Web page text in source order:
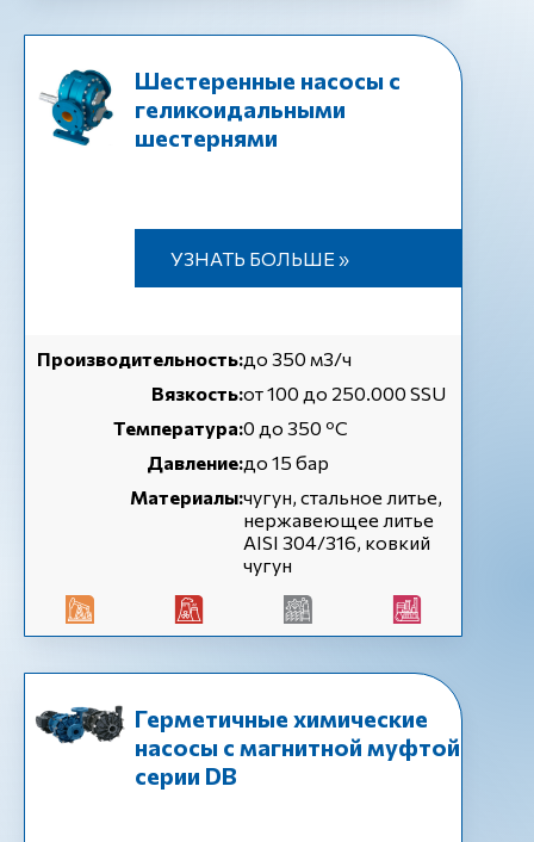
Шестеренные насосы с
геликоидальными
шестернями
УЗНАТЬ БОЛЬШЕ »
Производительность:до 350 м3/ч
Вязкость:от 100 до 250.000 SSU
Температура:0 до 350 ºC
Давление:до 15 бар
Материалы:чугун, стальное литье,
нержавеющее литье
AISI 304/316, ковкий
чугун
Герметичные химические
насосы с магнитной муфтой
серии DB